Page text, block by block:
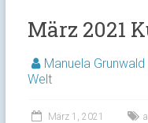
März 2021
Manuela Grunwald
Welt
März 1, 2021